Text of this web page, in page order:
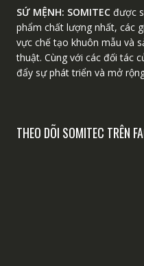
SỨ MỆNH: SOMITECđược
phẩm chất lượng nhất, các
vực chế tạo khuôn mẫu và
thuật. Cùng với các đối tác
đẩy sự phát triển và mở
THEO DÕI SOMITEC TRÊN